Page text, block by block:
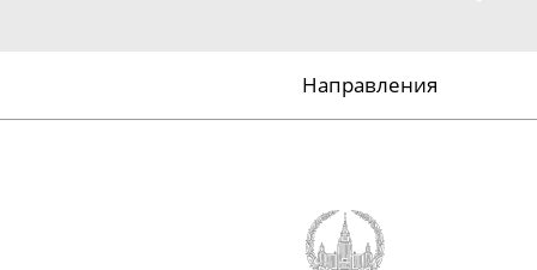
Направления